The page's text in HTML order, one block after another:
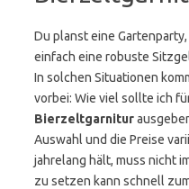
Du planst eine
einfach eine robuste
In solchen Situationen
vorbei: Wie viel sollte ich
Bierzeltgarnitur
Auswahl und die Preise
jahrelang hält, muss nicht
zu setzen kann schnell